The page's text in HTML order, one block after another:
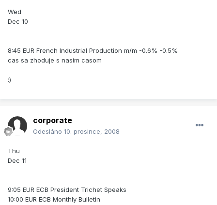
Wed
Dec 10
8:45 EUR French Industrial Production m/m -0.6% -0.5%
cas sa zhoduje s nasim casom
:)
corporate
Odesláno 10. prosince, 2008
Thu
Dec 11
9:05 EUR ECB President Trichet Speaks
10:00 EUR ECB Monthly Bulletin